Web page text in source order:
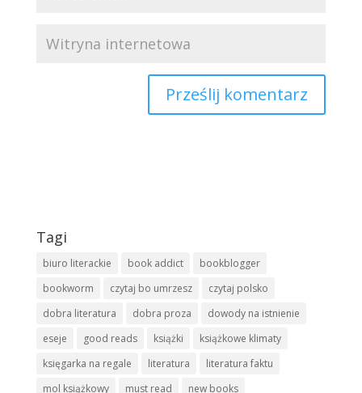
Tagi
biuro literackie book addict
bookblogger
bookworm
czytaj bo umrzesz
czytaj polsko
dobra literatura
dobra proza
dowody na istnienie
eseje
good reads książki
książkowe klimaty
księgarka na regale
literatura
literatura faktu
mol książkowy
must read
new books